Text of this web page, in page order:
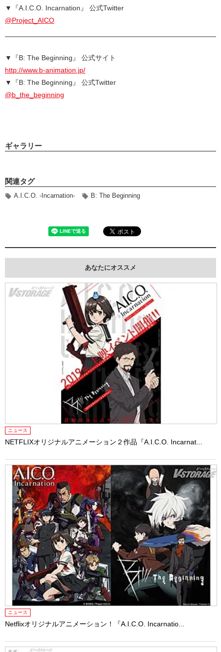
▼『A.I.C.O. Incarnation』 公式Twitter
@Project_AICO
▼『B: The Beginning』 公式サイト
http://www.b-animation.jp/
▼『B: The Beginning』 公式Twitter
@b_the_beginning
ギャラリー
関連タグ
A.I.C.O. -Incarnation- B: The Beginning
あなたにオススメ
ニュース
NETFLIXオリジナルアニメーション２作品『A.I.C.O. Incarnat...
ニュース
Netflixオリジナルアニメーション！『A.I.C.O. Incarnatio...